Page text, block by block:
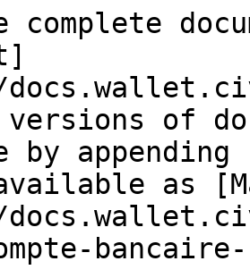
complete
versions of
by
as